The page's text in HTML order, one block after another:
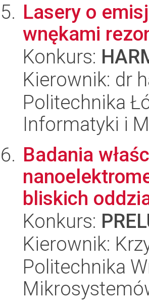
Lasery o
wnękami
Konkurs:
Kierownik: dr
Politechnika
Informatyki i
Badania
bliskich
Konkurs:
Kierownik:
Politechnika